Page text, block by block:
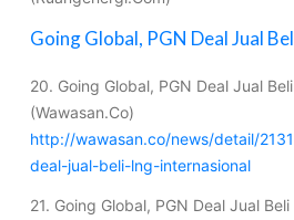
Going Global, PGN Deal Jual
20. Going Global, PGN Deal Jual
(Wawasan.Co)
http://wawasan.co/news/detail/
deal-jual-beli-lng-internasional
21. Going Global, PGN Deal Jual